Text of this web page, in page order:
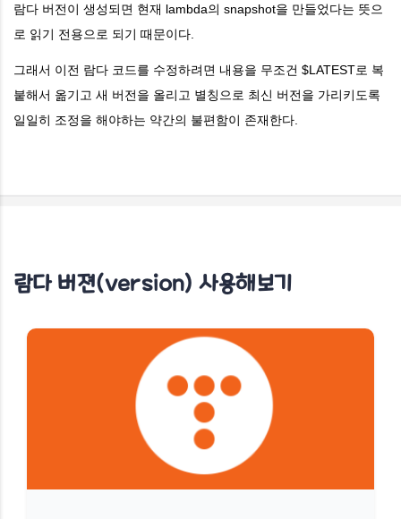
람다 버전이 생성되면 현재 lambda의 snapshot을 만들었다는 뜻으
로 읽기 전용으로 되기 때문이다.
그래서 이전 람다 코드를 수정하려면 내용을 무조건 $LATEST로 복
붙해서 옮기고 새 버전을 올리고 별칭으로 최신 버전을 가리키도록
일일히 조정을 해야하는 약간의 불편함이 존재한다.
람다 버젼(version) 사용해보기